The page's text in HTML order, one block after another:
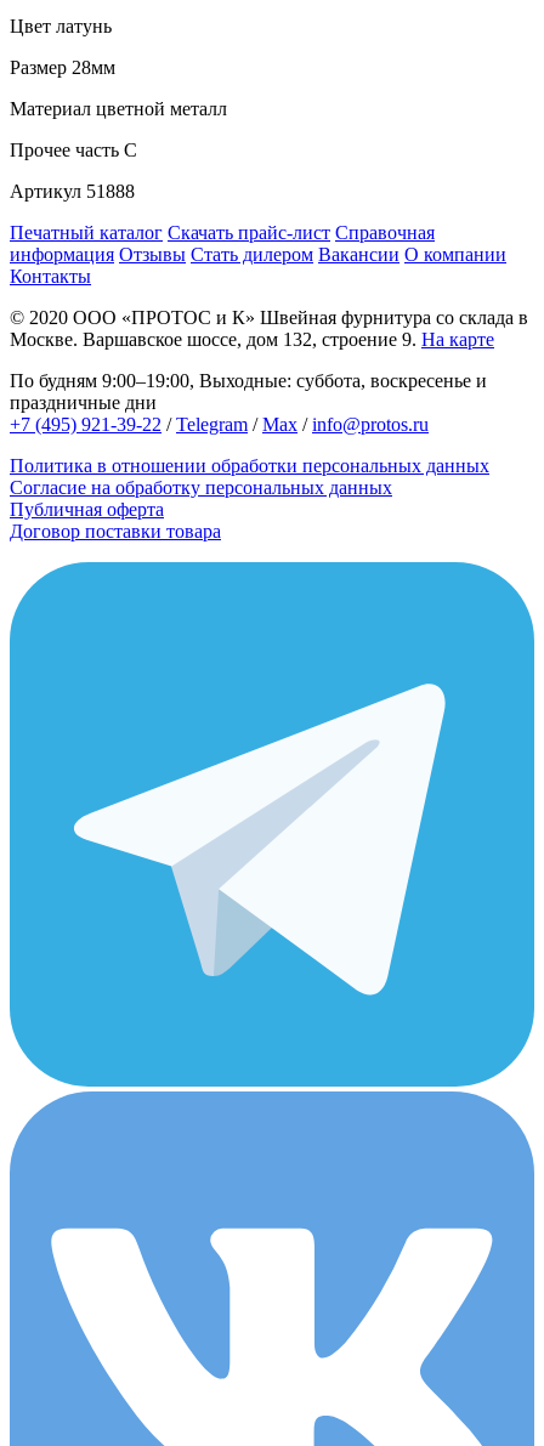
Цвет латунь
Размер 28мм
Материал цветной металл
Прочее часть C
Артикул 51888
Печатный каталог Скачать прайс-лист Справочная
информация Отзывы Стать дилером Вакансии О компании
Контакты
© 2020 ООО «ПРОТОС и К» Швейная фурнитура со склада в
Москве. Варшавское шоссе, дом 132, строение 9. На карте
По будням 9:00–19:00, Выходные: суббота, воскресенье и
праздничные дни
+7 (495) 921-39-22 /Telegram /Max /info@protos.ru
Политика в отношении обработки персональных данных
Согласие на обработку персональных данных
Публичная оферта
Договор поставки товара